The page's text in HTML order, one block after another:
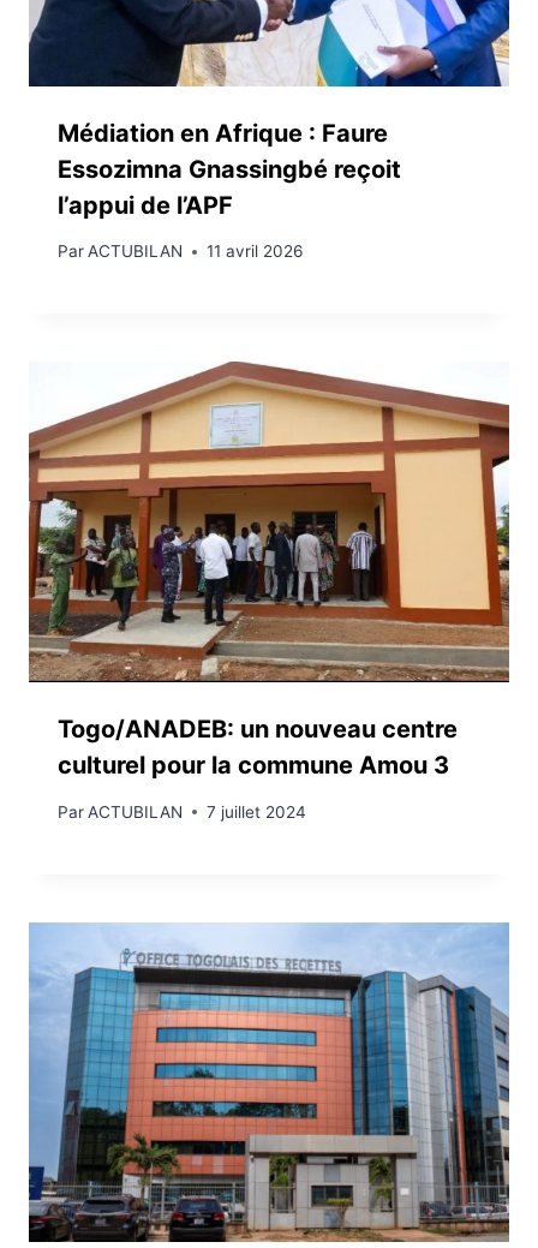
Médiation en Afrique : Faure
Essozimna Gnassingbé reçoit
l’appui de l’APF
ParACTUBILAN 11 avril 2026
Togo/ANADEB: un nouveau centre
culturel pour la commune Amou 3
ParACTUBILAN 7 juillet 2024